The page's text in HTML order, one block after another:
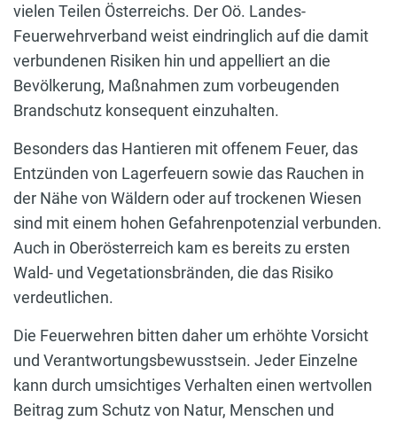
vielen Teilen Österreichs. Der Oö. Landes-
Feuerwehrverband weist eindringlich auf die damit
verbundenen Risiken hin und appelliert an die
Bevölkerung, Maßnahmen zum vorbeugenden
Brandschutz konsequent einzuhalten.
Besonders das Hantieren mit offenem Feuer, das
Entzünden von Lagerfeuern sowie das Rauchen in
der Nähe von Wäldern oder auf trockenen Wiesen
sind mit einem hohen Gefahrenpotenzial verbunden.
Auch in Oberösterreich kam es bereits zu ersten
Wald- und Vegetationsbränden, die das Risiko
verdeutlichen.
Die Feuerwehren bitten daher um erhöhte Vorsicht
und Verantwortungsbewusstsein. Jeder Einzelne
kann durch umsichtiges Verhalten einen wertvollen
Beitrag zum Schutz von Natur, Menschen und